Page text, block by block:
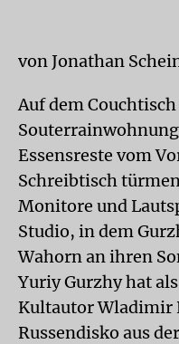
von Jonathan
Auf dem
Essensreste vom
Schreibtisch
Monitore und
Studio, in dem
Wahorn an ihren
Yuriy Gurzhy hat
Kultautor Wladimir
Russendisko aus